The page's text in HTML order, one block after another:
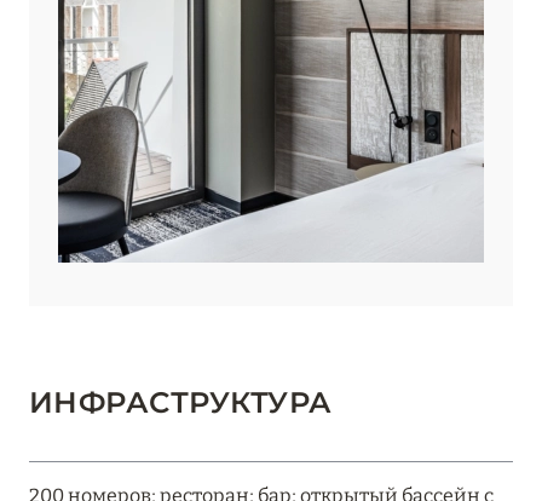
ИНФРАСТРУКТУРА
200 номеров; ресторан; бар; открытый бассейн с